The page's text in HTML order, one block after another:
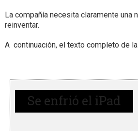
La compañía necesita claramente una
reinventar.
A continuación, el texto completo de
Se enfrió el iPad